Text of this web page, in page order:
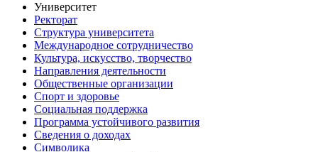
Университет
Ректорат
Структура университета
Международное сотрудничество
Культура, искусство, творчество
Направления деятельности
Общественные организации
Спорт и здоровье
Социальная поддержка
Программа устойчивого развития
Сведения о доходах
Символика